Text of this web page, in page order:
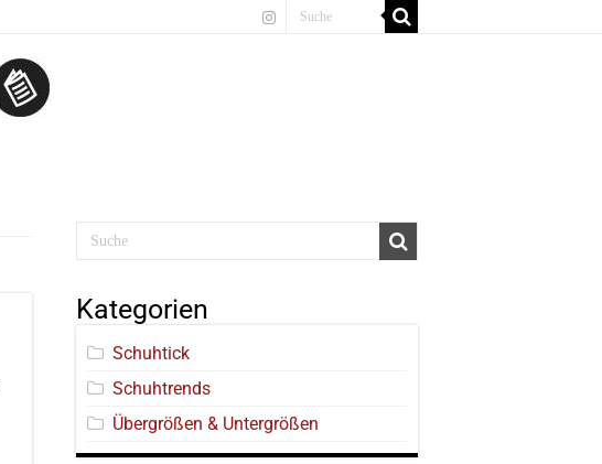
Kategorien
Schuhtick
Schuhtrends
Übergrößen & Untergrößen